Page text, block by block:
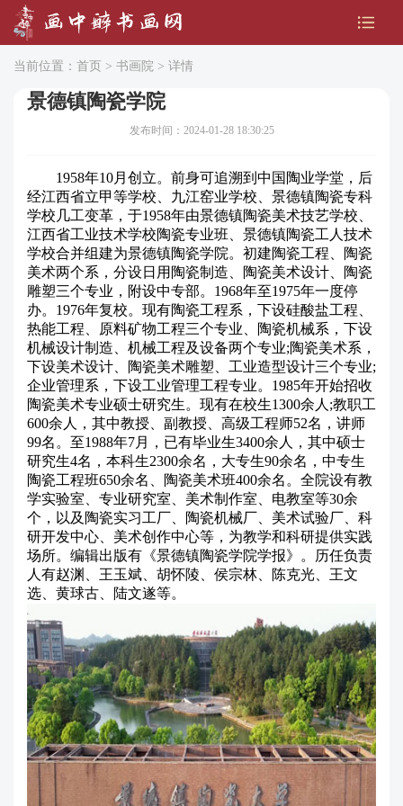
当前位置： 首页 > 书画院 > 详情
景德镇陶瓷学院
发布时间：2024-01-28 18:30:25
1958年10月创立。前身可追溯到中国陶业学堂，后
经江西省立甲等学校、九江窑业学校、景德镇陶瓷专科
学校几工变革，于1958年由景德镇陶瓷美术技艺学校、
江西省工业技术学校陶瓷专业班、景德镇陶瓷工人技术
学校合并组建为景德镇陶瓷学院。初建陶瓷工程、陶瓷
美术两个系，分设日用陶瓷制造、陶瓷美术设计、陶瓷
雕塑三个专业，附设中专部。1968年至1975年一度停
办。1976年复校。现有陶瓷工程系，下设硅酸盐工程、
热能工程、原料矿物工程三个专业、陶瓷机械系，下设
机械设计制造、机械工程及设备两个专业;陶瓷美术系，
下设美术设计、陶瓷美术雕塑、工业造型设计三个专业;
企业管理系，下设工业管理工程专业。1985年开始招收
陶瓷美术专业硕士研究生。现有在校生1300余人;教职工
600余人，其中教授、副教授、高级工程师52名，讲师
99名。至1988年7月，已有毕业生3400余人，其中硕士
研究生4名，本科生2300余名，大专生90余名，中专生
陶瓷工程班650余名、陶瓷美术班400余名。全院设有教
学实验室、专业研究室、美术制作室、电教室等30余
个，以及陶瓷实习工厂、陶瓷机械厂、美术试验厂、科
研开发中心、美术创作中心等，为教学和科研提供实践
场所。编辑出版有《景德镇陶瓷学院学报》。历任负责
人有赵渊、王玉斌、胡怀陵、侯宗林、陈克光、王文
选、黄球古、陆文遂等。